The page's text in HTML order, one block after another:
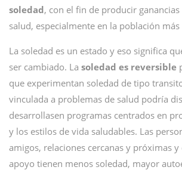
soledad, con el fin de producir
salud, especialmente en la población
La soledad es un estado y eso significa
ser cambiado. La soledad es reversible
que experimentan soledad de tipo
vinculada a problemas de salud podría
desarrollasen programas centrados en
y los estilos de vida saludables. Las
amigos, relaciones cercanas y próximas
apoyo tienen menos soledad, mayor